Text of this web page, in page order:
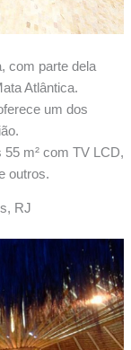
com parte dela
Atlântica.
um dos
m² com TV LCD,
outros.
RJ